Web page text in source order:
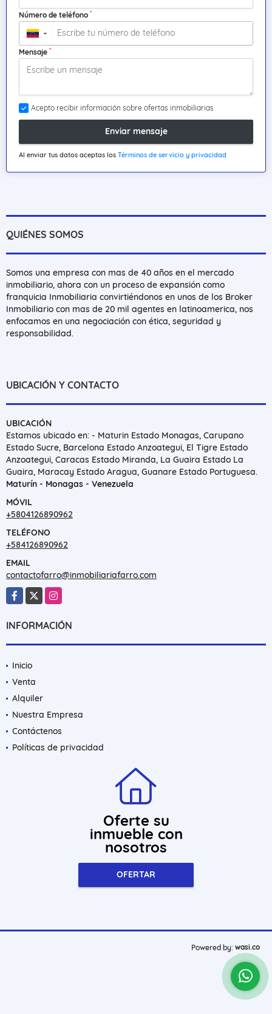
Número de teléfono *
▼
Mensaje *
Acepto recibir información sobre ofertas inmobiliarias
Enviar mensaje
Al enviar tus datos aceptas los Términos de servicio y privacidad
QUIÉNES SOMOS
Somos una empresa con mas de 40 años en el mercado
inmobiliario, ahora con un proceso de expansión como
franquicia Inmobiliaria convirtiéndonos en unos de los Broker
Inmobiliario con mas de 20 mil agentes en latinoamerica, nos
enfocamos en una negociación con ética, seguridad y
responsabilidad.
UBICACIÓN Y CONTACTO
UBICACIÓN
Estamos ubicado en: - Maturin Estado Monagas, Carupano
Estado Sucre, Barcelona Estado Anzoategui, El Tigre Estado
Anzoategui, Caracas Estado Miranda, La Guaira Estado La
Guaira, Maracay Estado Aragua, Guanare Estado Portuguesa.
Maturín - Monagas - Venezuela
MÓVIL
+5804126890962
TELÉFONO
+584126890962
EMAIL
contactofarro@inmobiliariafarro.com
Facebook
X Instagram
INFORMACIÓN
Inicio
Venta
Alquiler
Nuestra Empresa
Contáctenos
Políticas de privacidad
Oferte su
inmueble con
nosotros
OFERTAR
Powered by: wasi.co